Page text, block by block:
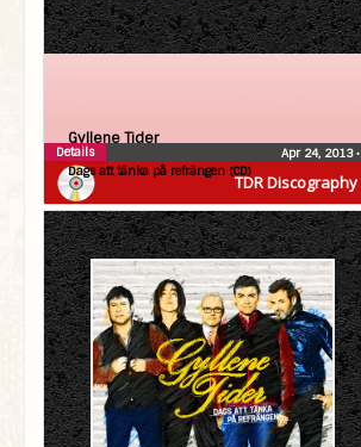
TDR Discography
Gyllene Tider
Dags att tänka på refrängen (CD)
Apr 24, 2013•
Details